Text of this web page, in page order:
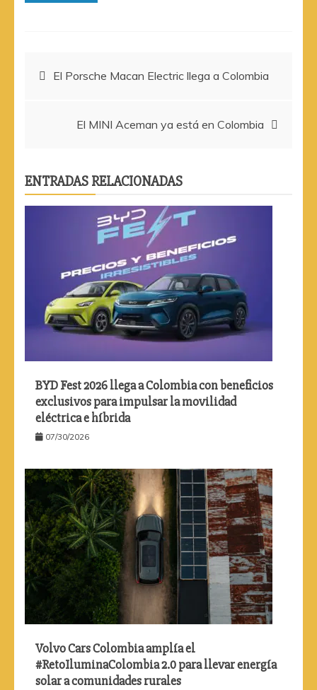
Navegación
El Porsche Macan Electric llega a Colombia
El MINI Aceman ya está en Colombia
ENTRADAS RELACIONADAS
BYD Fest 2026 llega a Colombia con beneficios
exclusivos para impulsar la movilidad
eléctrica e híbrida
07/30/2026
Volvo Cars Colombia amplía el
#RetoIluminaColombia 2.0 para llevar energía
solar a comunidades rurales